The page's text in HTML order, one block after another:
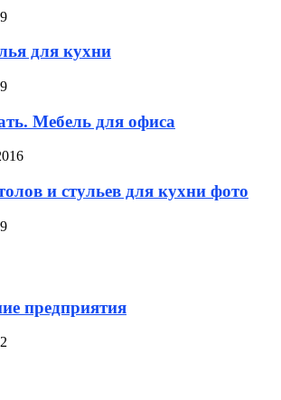
для кухни
Мебель для офиса
и стульев для кухни фото
предприятия